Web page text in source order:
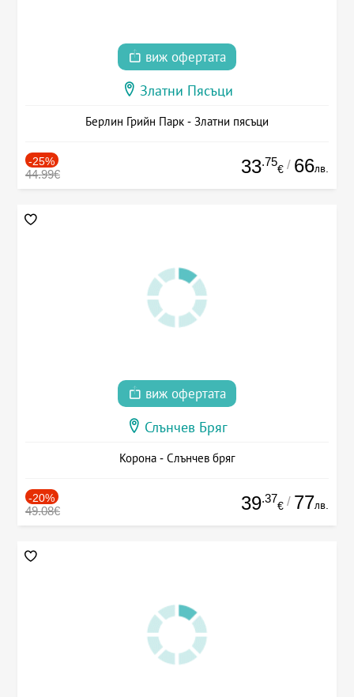
виж офертата
Златни Пясъци
Берлин Грийн Парк - Златни пясъци
-25%
44.99€ 33.75
€ / 66лв.
виж офертата
Слънчев Бряг
Корона - Слънчев бряг
-20%
49.08€ 39.37
€ / 77лв.